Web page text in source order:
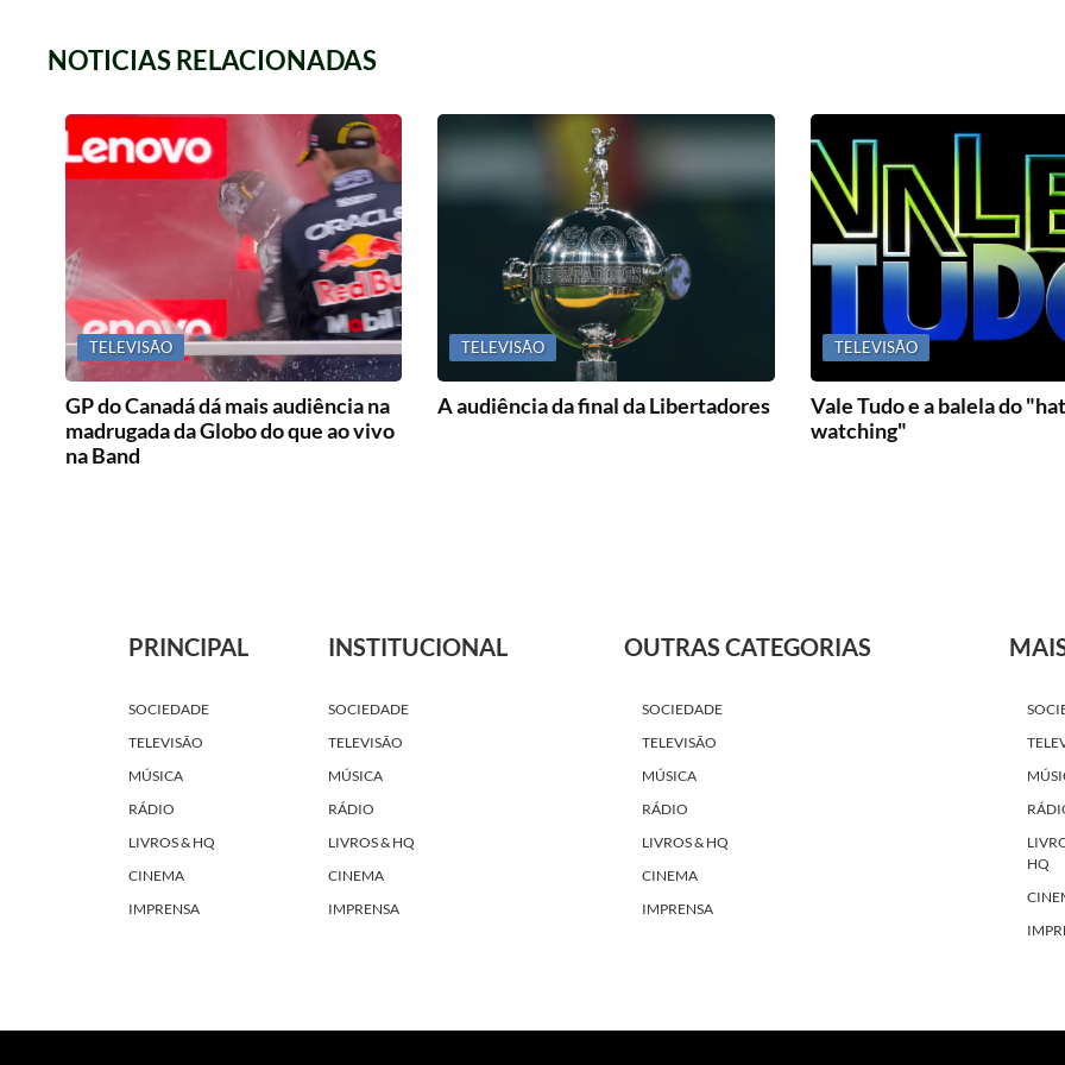
NOTICIAS RELACIONADAS
TELEVISÃO
GP do Canadá dá mais audiência na
madrugada da Globo do que ao vivo
na Band
TELEVISÃO
A audiência da final da Libertadores
TELEVISÃO
Vale Tudo e a balela do
watching"
PRINCIPAL
SOCIEDADE
TELEVISÃO
MÚSICA
RÁDIO
LIVROS & HQ
CINEMA
IMPRENSA
INSTITUCIONAL
SOCIEDADE
TELEVISÃO
MÚSICA
RÁDIO
LIVROS & HQ
CINEMA
IMPRENSA
OUTRAS CATEGORIAS
SOCIEDADE
TELEVISÃO
MÚSICA
RÁDIO
LIVROS & HQ
CINEMA
IMPRENSA
HQ